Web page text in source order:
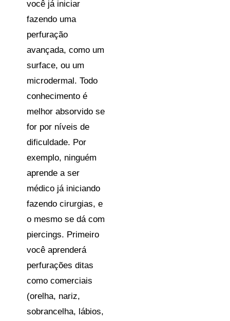
você já iniciar
fazendo uma
perfuração
avançada, como um
surface, ou um
microdermal. Todo
conhecimento é
melhor absorvido se
for por níveis de
dificuldade. Por
exemplo, ninguém
aprende a ser
médico já iniciando
fazendo cirurgias, e
o mesmo se dá com
piercings. Primeiro
você aprenderá
perfurações ditas
como comerciais
(orelha, nariz,
sobrancelha, lábios,